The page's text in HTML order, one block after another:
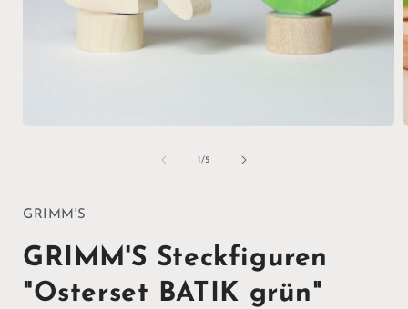
1/von
5
GRIMM'S
GRIMM'S Steckfiguren
"Osterset BATIK grün"